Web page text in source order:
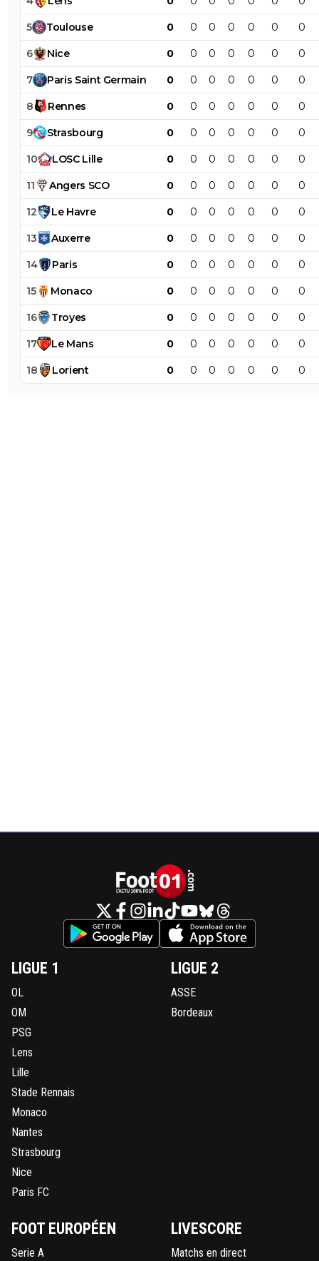
5 Toulouse 0 0 0 0 0 0 0
6 Nice 0 0 0 0 0 0 0
7 Paris Saint Germain 0 0 0 0 0 0 0
8 Rennes 0 0 0 0 0 0 0
9 Strasbourg 0 0 0 0 0 0 0
10 LOSC Lille 0 0 0 0 0 0 0
11 Angers SCO 0 0 0 0 0 0 0
12 Le Havre 0 0 0 0 0 0 0
13 Auxerre 0 0 0 0 0 0 0
14 Paris 0 0 0 0 0 0 0
15 Monaco 0 0 0 0 0 0 0
16 Troyes 0 0 0 0 0 0 0
17 Le Mans 0 0 0 0 0 0 0
18 Lorient 0 0 0 0 0 0 0
LIGUE 1
OL
OM
PSG
Lens
Lille
Stade Rennais
Monaco
Nantes
Strasbourg
Nice
Paris FC
LIGUE 2
ASSE
Bordeaux
FOOT EUROPÉEN
Serie A
LIVESCORE
Matchs en direct